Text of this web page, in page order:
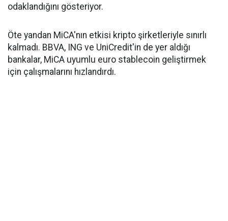
odaklandığını gösteriyor.
Öte yandan MiCA'nın etkisi kripto şirketleriyle sınırlı
kalmadı. BBVA, ING ve UniCredit'in de yer aldığı
bankalar, MiCA uyumlu euro stablecoin geliştirmek
için çalışmalarını hızlandırdı.